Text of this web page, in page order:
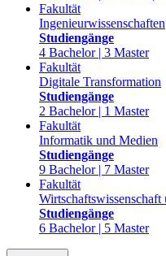
Fakultät
Ingenieurwissenschaften
Studiengänge
4 Bachelor | 3 Master
Fakultät
Digitale Transformation
Studiengänge
2 Bachelor | 1 Master
Fakultät
Informatik und Medien
Studiengänge
9 Bachelor | 7 Master
Fakultät
Studiengänge
6 Bachelor | 5 Master